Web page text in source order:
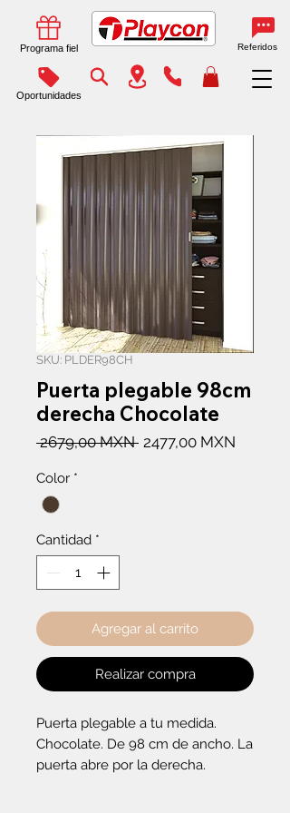
Programa fiel Referidos
Oportunidades
SKU: PLDER98CH
Puerta plegable 98cm
derecha Chocolate
2679,00 MXN Precio
2477,00 MXN
Color *
Cantidad *
Agregar al carrito
Realizar compra
Puerta plegable a tu medida.
Chocolate. De 98 cm de ancho. La
puerta abre por la derecha.